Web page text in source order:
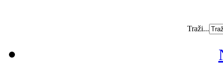
Traži...